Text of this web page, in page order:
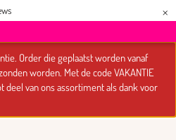
×
Order die geplaatst worden vanaf
worden. Met de code VAKANTIE
deel van ons assortiment als dank voor